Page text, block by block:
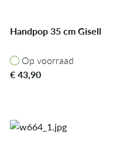
Handpop 35 cm Gisell
Op voorraad
Op voorraad
€43,90